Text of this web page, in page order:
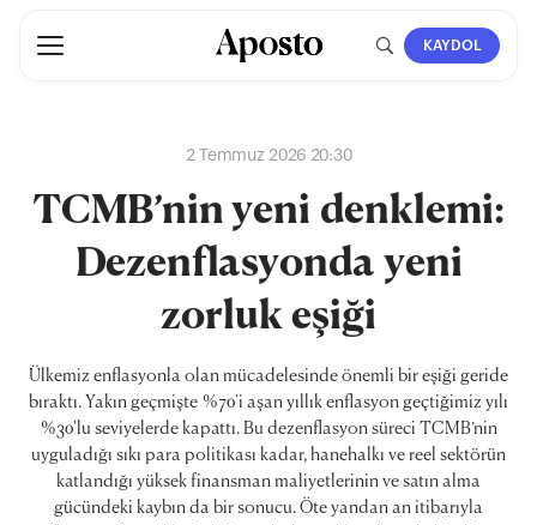
KAYDOL
2 Temmuz 2026 20:30
TCMB’nin yeni denklemi:
Dezenflasyonda yeni
zorluk eşiği
Ülkemiz enflasyonla olan mücadelesinde önemli bir eşiği geride
bıraktı. Yakın geçmişte %70'i aşan yıllık enflasyon geçtiğimiz yılı
%30'lu seviyelerde kapattı. Bu dezenflasyon süreci TCMB’nin
uyguladığı sıkı para politikası kadar, hanehalkı ve reel sektörün
katlandığı yüksek finansman maliyetlerinin ve satın alma
gücündeki kaybın da bir sonucu. Öte yandan an itibarıyla